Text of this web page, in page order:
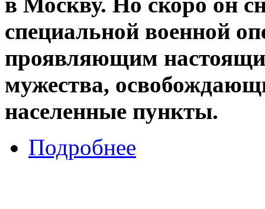
специальной военной
проявляющим
мужества,
населенные пункты.
Подробнее